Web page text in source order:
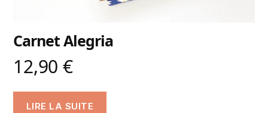
Carnet Alegria
12,90 €
LIRE LA SUITE